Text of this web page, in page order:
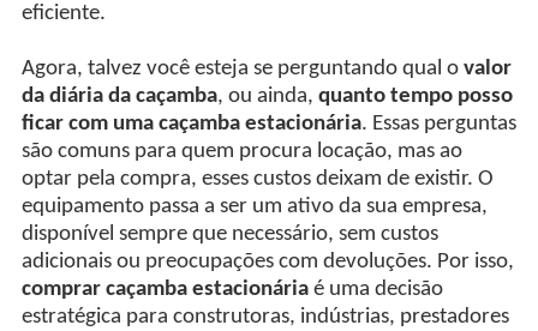
eficiente.
Agora, talvez você esteja se perguntando qual o valor
da diária da caçamba, ou ainda, quanto tempo posso
ficar com uma caçamba estacionária. Essas perguntas
são comuns para quem procura locação, mas ao
optar pela compra, esses custos deixam de existir. O
equipamento passa a ser um ativo da sua empresa,
disponível sempre que necessário, sem custos
adicionais ou preocupações com devoluções. Por isso,
comprar caçamba estacionáriaé uma decisão
estratégica para construtoras, indústrias, prestadores